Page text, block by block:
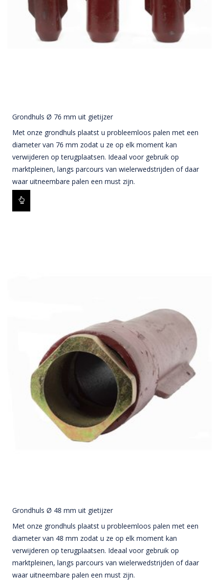
Grondhuls Ø 76 mm uit gietijzer
Met onze grondhuls plaatst u probleemloos palen met een
diameter van 76 mm zodat u ze op elk moment kan
verwijderen op terugplaatsen. Ideaal voor gebruik op
marktpleinen, langs parcours van wielerwedstrijden of daar
waar uitneembare palen een must zijn.
Grondhuls Ø 48 mm uit gietijzer
Met onze grondhuls plaatst u probleemloos palen met een
diameter van 48 mm zodat u ze op elk moment kan
verwijderen op terugplaatsen. Ideaal voor gebruik op
marktpleinen, langs parcours van wielerwedstrijden of daar
waar uitneembare palen een must zijn.